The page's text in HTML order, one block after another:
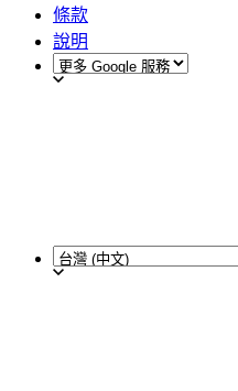
條款
說明